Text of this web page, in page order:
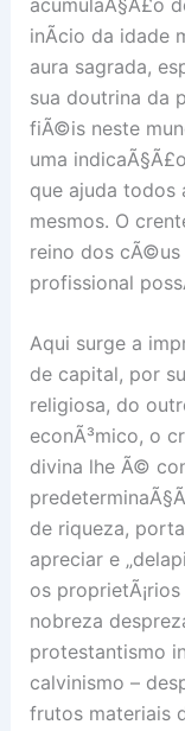
inÃ­cio da idade
aura sagrada,
sua doutrina da
fiÃ©is neste
uma
que ajuda todos
mesmos. O
reino dos
profissional
Aqui surge a
de capital, por
religiosa, do
econÃ³mico, o
divina lhe Ã©
de riqueza,
apreciar e
os
nobreza
protestantismo
calvinismo –
frutos materiais